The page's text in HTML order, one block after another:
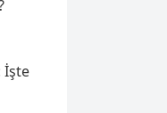
İşte